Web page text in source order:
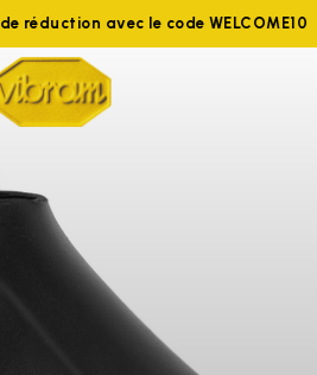
10 % de réduction avec le code